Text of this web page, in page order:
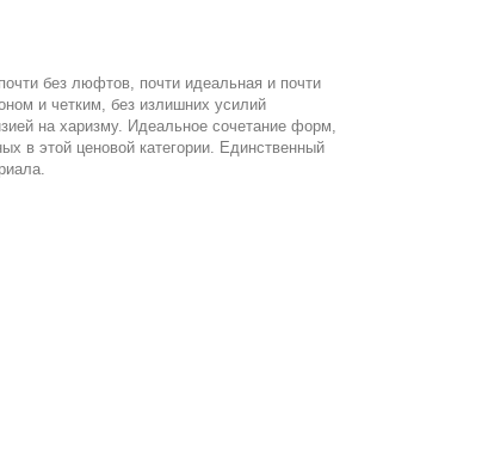
без люфтов, почти идеальная и почти
и четким, без излишних усилий
на харизму. Идеальное сочетание форм,
в этой ценовой категории. Единственный